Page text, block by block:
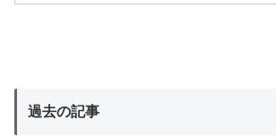
過去の記事